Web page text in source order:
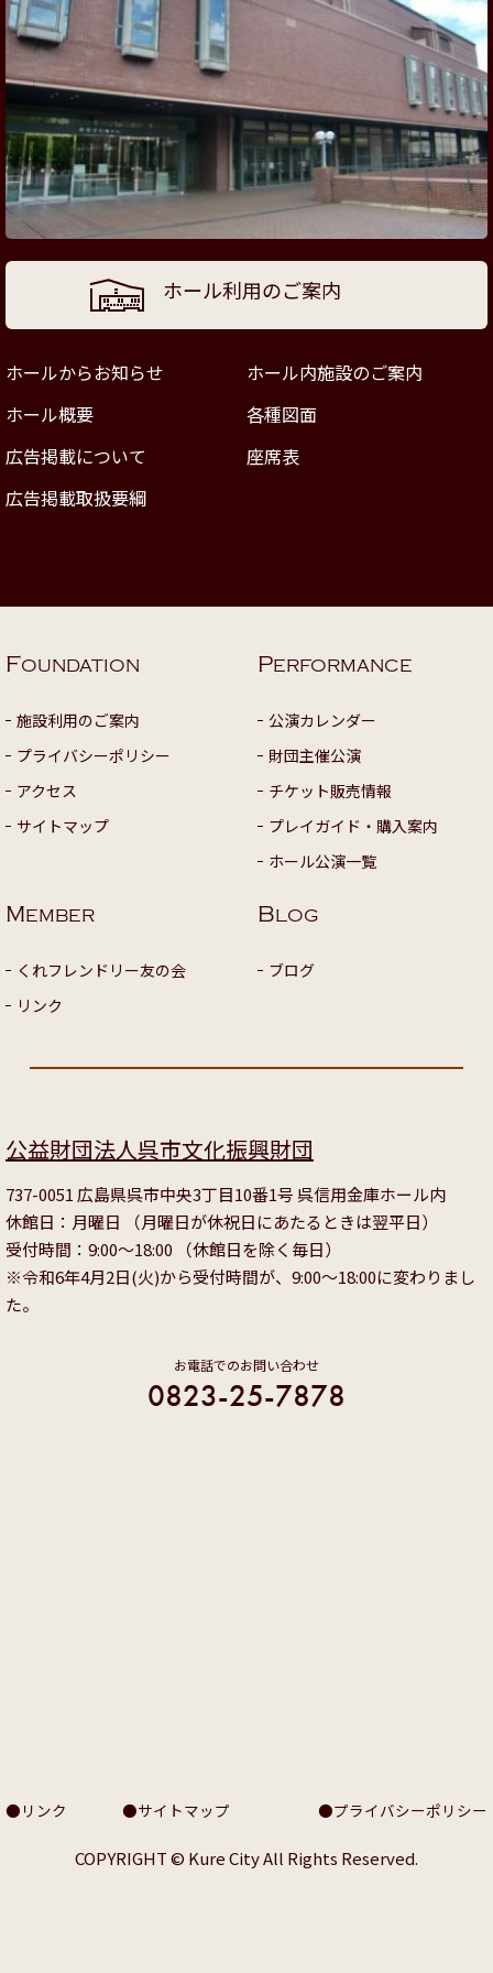
ホール利用のご案内
ホールからお知らせ
ホール内施設のご案内
ホール概要
各種図面
広告掲載について
座席表
広告掲載取扱要綱
FOUNDATION
施設利用のご案内
プライバシーポリシー
アクセス
サイトマップ
PERFORMANCE
公演カレンダー
財団主催公演
チケット販売情報
プレイガイド・購入案内
ホール公演一覧
MEMBER
くれフレンドリー友の会
リンク
BLOG
ブログ
公益財団法人呉市文化振興財団
737-0051 広島県呉市中央3丁目10番1号 呉信用金庫ホール内
休館日：月曜日 （月曜日が休祝日にあたるときは翌平日）
受付時間：9:00～18:00 （休館日を除く毎日）
※令和6年4月2日(火)から受付時間が、9:00～18:00に変わりまし
た。
お電話でのお問い合わせ
0823-25-7878
リンク サイトマップ プライバシーポリシー
COPYRIGHT © Kure City All Rights Reserved.